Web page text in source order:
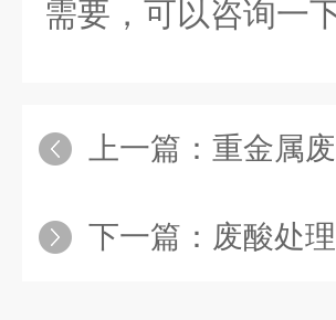
需要，可以咨询一
上一篇： 重金属
下一篇： 废酸处理海